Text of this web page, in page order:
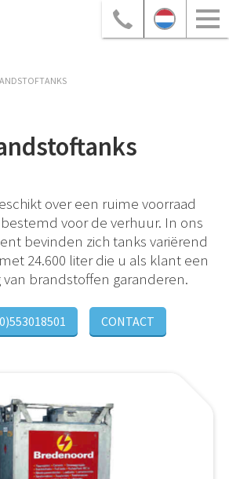
over een ruime voorraad
voor de verhuur. In ons
bevinden zich tanks variërend
24.600 liter die u als klant een
van brandstoffen garanderen.
CONTACT